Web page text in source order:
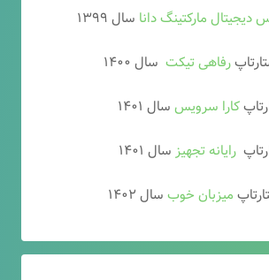
دیجیتال مارکتینگ دانا سال ۱۳۹۹
رفاهی تیکت سال ۱۴۰۰
کارا سرویس سال ۱۴۰۱
رایانه تجهیز سال ۱۴۰۱
میزبان خوب سال ۱۴۰۲